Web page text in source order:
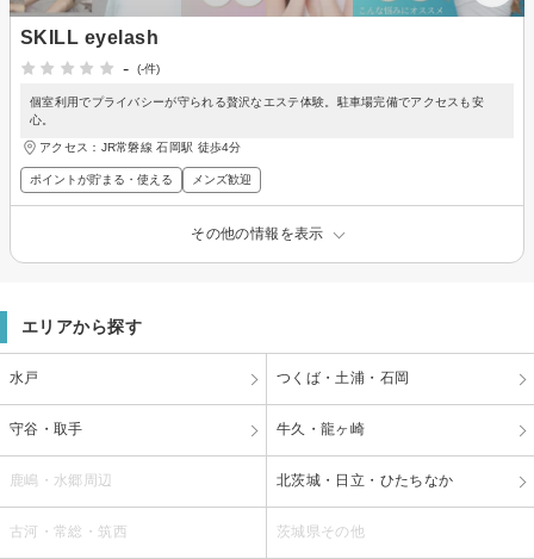
SKILL eyelash
-
(-件)
個室利用でプライバシーが守られる贅沢なエステ体験。駐車場完備でアクセスも安
心。
アクセス：JR常磐線 石岡駅 徒歩4分
ポイントが貯まる・使える メンズ歓迎
その他の情報を表示
エリアから探す
水戸 つくば・土浦・石岡
守谷・取手 牛久・龍ヶ崎
鹿嶋・水郷周辺 北茨城・日立・ひたちなか
古河・常総・筑西 茨城県その他